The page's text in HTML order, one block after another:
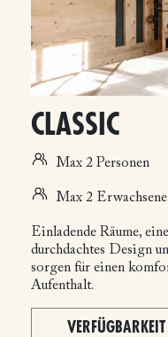
CLASSIC
Max 2 Personen
Max 2 Erwachsene
Einladende Räume,
durchdachtes Design
sorgen für einen
Aufenthalt.
VERFÜGBARKEIT